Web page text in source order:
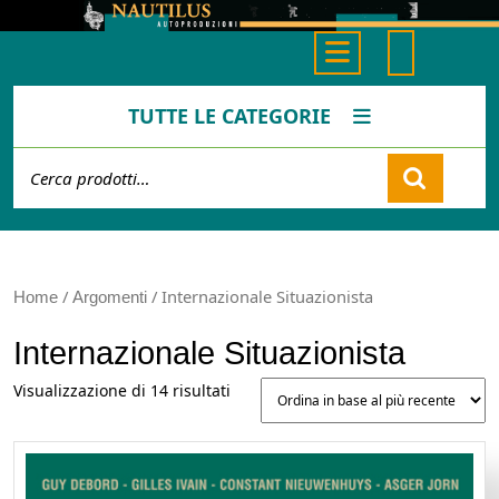
Button
TUTTE LE CATEGORIE
Cart
Home / Argomenti / Internazionale Situazionista
Internazionale Situazionista
Visualizzazione di 14 risultati
base
più